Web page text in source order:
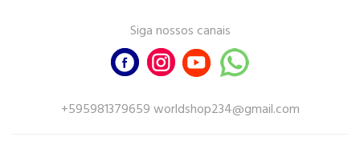
Siga nossos canais
+595981379659 worldshop234@gmail.com